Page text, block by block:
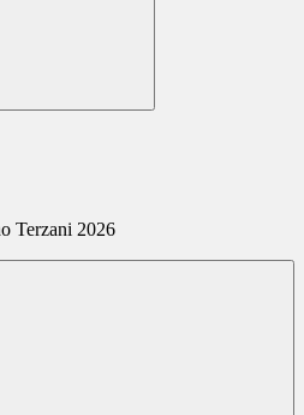
Terzani 2026